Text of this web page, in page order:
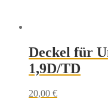
Deckel für
1,9D/TD
20,00 €